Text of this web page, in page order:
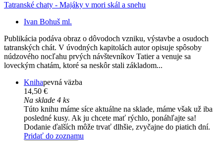
Tatranské chaty - Majáky v mori skál a snehu
Ivan Bohuš ml.
Publikácia podáva obraz o dôvodoch vzniku, výstavbe a osudoch
tatranských chát. V úvodných kapitolách autor opisuje spôsoby
núdzového nocľahu prvých návštevníkov Tatier a venuje sa
loveckým chatám, ktoré sa neskôr stali základom...
Knihapevná väzba
14,50 €
Na sklade 4 ks
Túto knihu máme síce aktuálne na sklade, máme však už iba
posledné kusy. Ak ju chcete mať rýchlo, ponáhľajte sa!
Dodanie ďalších môže trvať dlhšie, zvyčajne do piatich dní.
Pridať do zoznamu